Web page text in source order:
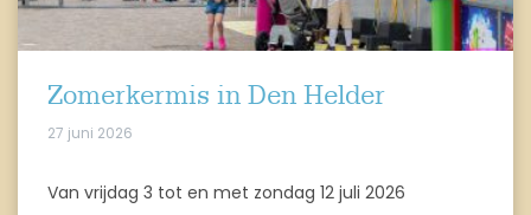
Zomerkermis in Den Helder
27 juni 2026
Van vrijdag 3 tot en met zondag 12 juli 2026